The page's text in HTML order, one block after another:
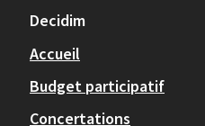
Decidim
Accueil
Budget participatif
Concertations